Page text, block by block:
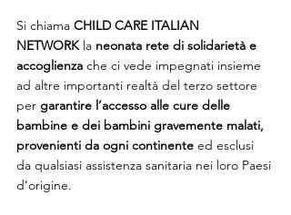
Si chiama CHILD CARE ITALIAN
NETWORK la neonata rete di solidarietà e
accoglienza che ci vede impegnati insieme
ad altre importanti realtà del terzo settore
per garantire l’accesso alle cure delle
bambine e dei bambini gravemente malati,
provenienti da ogni continente ed esclusi
da qualsiasi assistenza sanitaria nei loro Paesi
d’origine.